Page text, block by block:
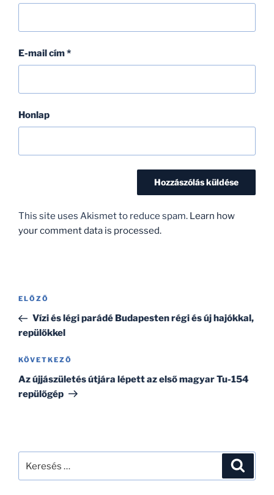
E-mail cím*
Honlap
This site uses Akismet to reduce spam. Learn how
your comment data is processed.
Bejegyzés
Korábbi
bejegyzés
ELŐZŐ
Vízi és légi parádé Budapesten régi és új hajókkal,
repülőkkel
Következő
bejegyzés
KÖVETKEZŐ
Az újjászületés útjára lépett az első magyar Tu-154
repülőgép